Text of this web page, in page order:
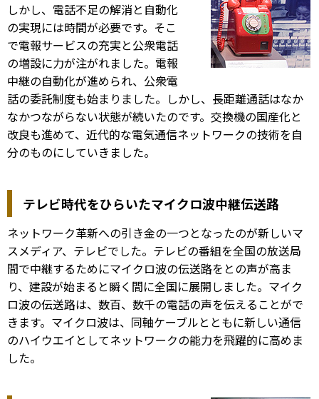
しかし、電話不足の解消と自動化
の実現には時間が必要です。そこ
で電報サービスの充実と公衆電話
の増設に力が注がれました。電報
中継の自動化が進められ、公衆電
話の委託制度も始まりました。しかし、長距離通話はなか
なかつながらない状態が続いたのです。交換機の国産化と
改良も進めて、近代的な電気通信ネットワークの技術を自
分のものにしていきました。
テレビ時代をひらいたマイクロ波中継伝送路
ネットワーク革新への引き金の一つとなったのが新しいマ
スメディア、テレビでした。テレビの番組を全国の放送局
間で中継するためにマイクロ波の伝送路をとの声が高ま
り、建設が始まると瞬く間に全国に展開しました。マイク
ロ波の伝送路は、数百、数千の電話の声を伝えることがで
きます。マイクロ波は、同軸ケーブルとともに新しい通信
のハイウエイとしてネットワークの能力を飛躍的に高めま
した。